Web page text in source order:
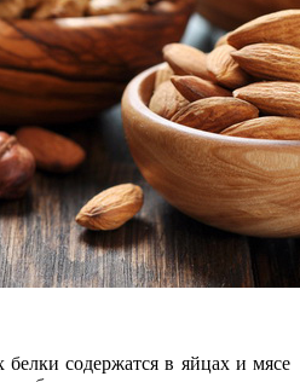
содержатся в яйцах и мясе